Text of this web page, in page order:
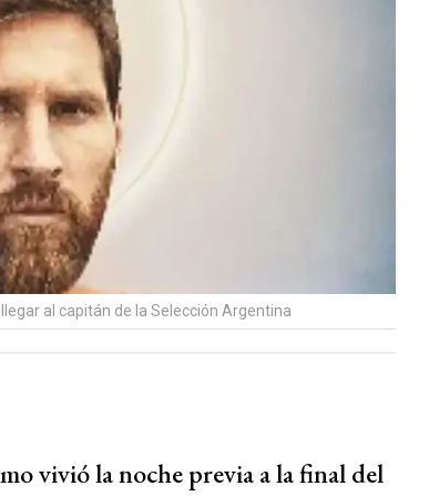
al capitán de la Selección Argentina
vivió la noche previa a la final del